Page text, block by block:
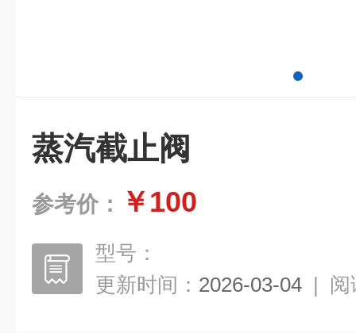
蒸汽截止阀
参考价： ￥100
型号：
更新时间： 2026-03-04 | 阅